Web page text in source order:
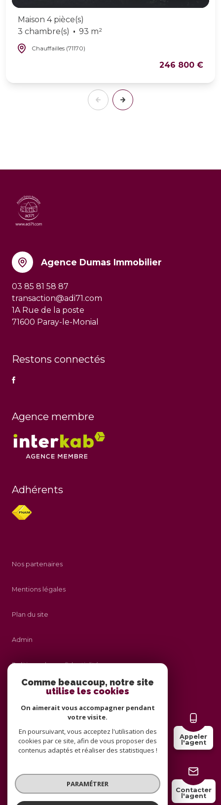
Appeler
l'agent
Contacter
l'agent
Maison 4 pièce(s)
3 chambre(s)
93 m²
Chauffailles (71170)
246 800 €
Agence Dumas Immobilier
03 85 81 58 87
transaction@adi71.com
1A Rue de la poste
71600 Paray-le-Monial
Restons connectés
Agence membre
Adhérents
Nos partenaires
Mentions légales
Plan du site
Admin
Politique de confidentialité
Nos honoraires
Cookies
© 2026 | Tous droits réservés
Comme beaucoup, notre site
utilise les cookies
On aimerait vous accompagner pendant
votre visite.
En poursuivant, vous acceptez l'utilisation des
cookies par ce site, afin de vous proposer des
contenus adaptés et réaliser des statistiques !
PARAMÉTRER